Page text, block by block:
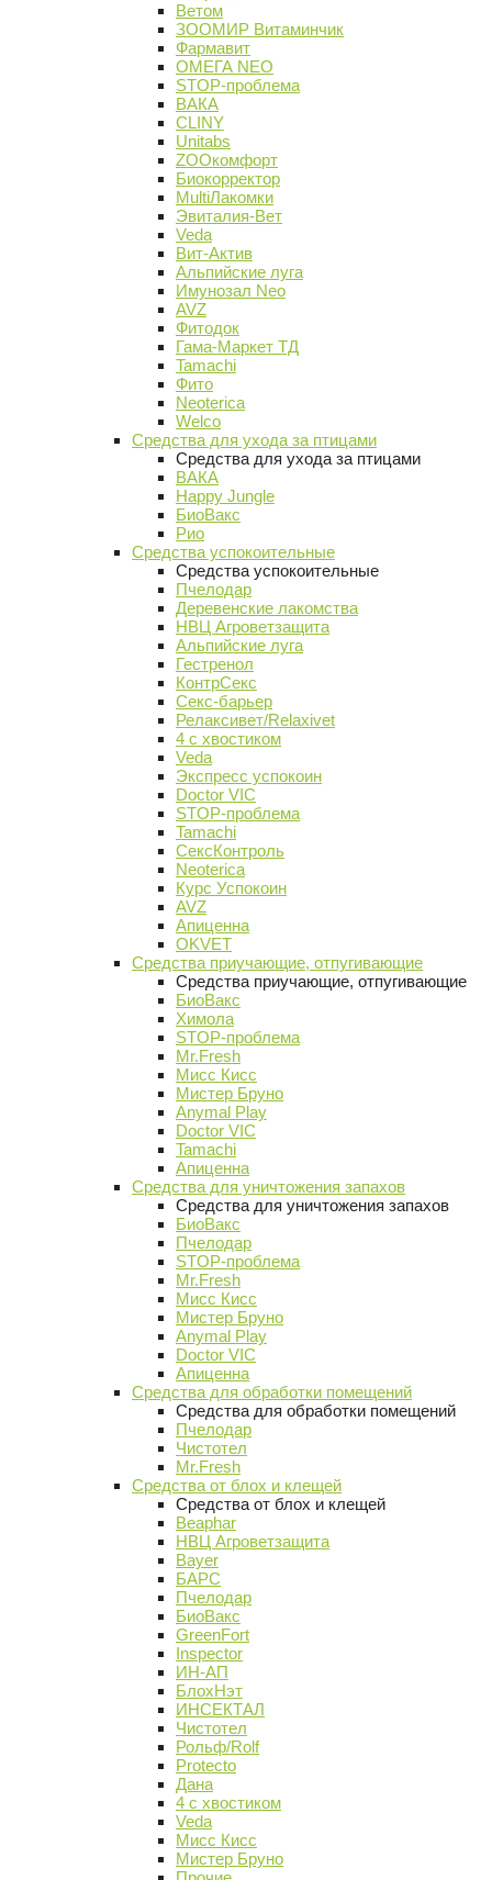
Ветом
ЗООМИР Витаминчик
Фармавит
ОМЕГА NEO
STOP-проблема
ВАКА
CLINY
Unitabs
ZOOкомфорт
Биокорректор
MultiЛакомки
Эвиталия-Вет
Veda
Вит-Актив
Альпийские луга
Имунозал Neo
AVZ
Фитодок
Гама-Маркет ТД
Tamachi
Фито
Neoterica
Welco
Средства для ухода за птицами
Средства для ухода за птицами
ВАКА
Happy Jungle
БиоВакс
Рио
Средства успокоительные
Средства успокоительные
Пчелодар
Деревенские лакомства
НВЦ Агроветзащита
Альпийские луга
Гестренол
КонтрСекс
Секс-барьер
Релаксивет/Relaxivet
4 с хвостиком
Veda
Экспресс успокоин
Doctor VIC
STOP-проблема
Tamachi
СексКонтроль
Neoterica
Курс Успокоин
AVZ
Апиценна
OKVET
Средства приучающие, отпугивающие
Средства приучающие, отпугивающие
БиоВакс
Химола
STOP-проблема
Mr.Fresh
Мисс Кисс
Мистер Бруно
Anymal Play
Doctor VIC
Tamachi
Апиценна
Средства для уничтожения запахов
Средства для уничтожения запахов
БиоВакс
Пчелодар
STOP-проблема
Mr.Fresh
Мисс Кисс
Мистер Бруно
Anymal Play
Doctor VIC
Апиценна
Средства для обработки помещений
Средства для обработки помещений
Пчелодар
Чистотел
Mr.Fresh
Средства от блох и клещей
Средства от блох и клещей
Beaphar
НВЦ Агроветзащита
Bayer
БАРС
Пчелодар
БиоВакс
GreenFort
Inspector
ИН-АП
БлохНэт
ИНСЕКТАЛ
Чистотел
Рольф/Rolf
Protecto
Дана
4 с хвостиком
Veda
Мисс Кисс
Мистер Бруно